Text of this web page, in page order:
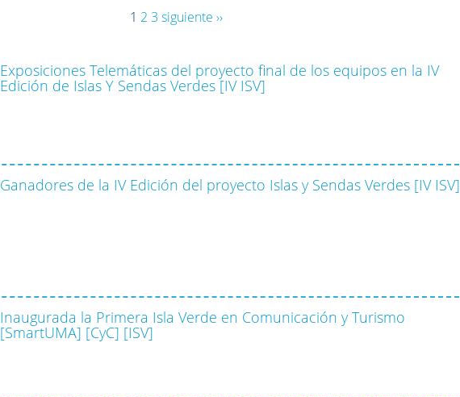
1 2 3 siguiente ››
Exposiciones Telemáticas del proyecto final de los equipos en la IV
Edición de Islas Y Sendas Verdes [IV ISV]
Ganadores de la IV Edición del proyecto Islas y Sendas Verdes [IV ISV]
Inaugurada la Primera Isla Verde en Comunicación y Turismo
[SmartUMA] [CyC] [ISV]